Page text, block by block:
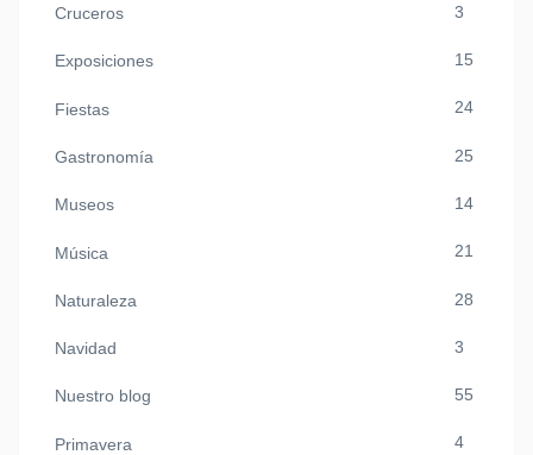
Cruceros 3
Exposiciones 15
Fiestas 24
Gastronomía 25
Museos 14
Música 21
Naturaleza 28
Navidad 3
Nuestro blog 55
Primavera 4